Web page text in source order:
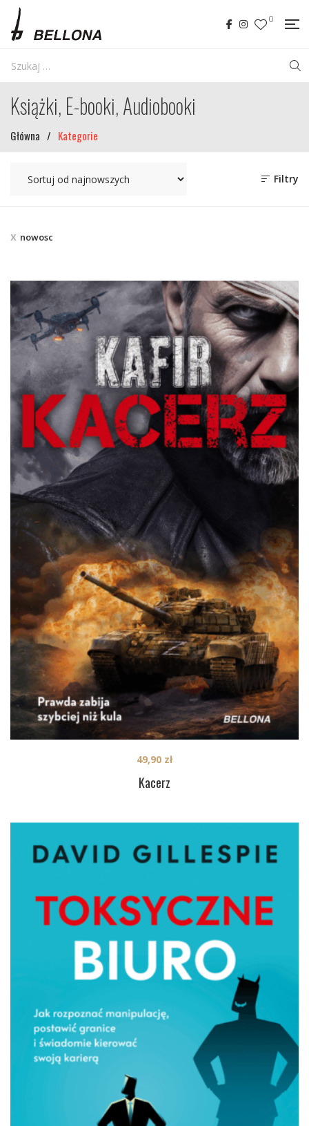
0
Książki, E-booki, Audiobooki
Główna / Kategorie
Filtry
nowosc
Kacerz
49,90 zł